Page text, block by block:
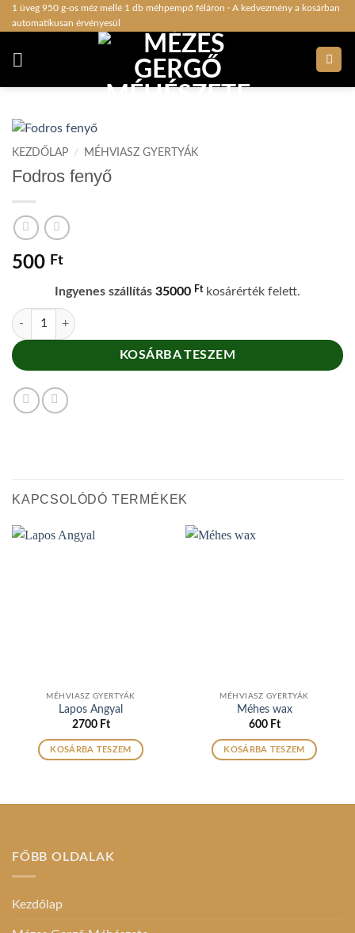
Skip1 üveg 950 g-os méz mellé 1 db méhpempő féláron · A kedvezmény a kosárban
automatikusan érvényesül
KEZDŐLAP / MÉHVIASZ GYERTYÁK
Fodros fenyő
500 Ft
Ingyenes szállítás 35000 Ftkosárérték felett.
Fodros fenyő mennyiség
KOSÁRBA TESZEM
KAPCSOLÓDÓ TERMÉKEK
MÉHVIASZ GYERTYÁK
Lapos Angyal
2700 Ft
KOSÁRBA TESZEM
MÉHVIASZ GYERTYÁK
Méhes wax
600 Ft
KOSÁRBA TESZEM
FŐBB OLDALAK
Kezdőlap